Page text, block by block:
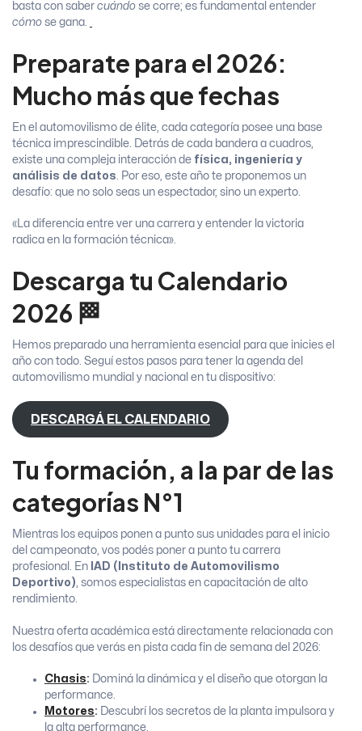
basta con saber cuándo se corre; es fundamental entender
cómo se gana.
Preparate para el 2026:
Mucho más que fechas
En el automovilismo de élite, cada categoría posee una base
técnica imprescindible. Detrás de cada bandera a cuadros,
existe una compleja interacción de física, ingeniería y
análisis de datos . Por eso, este año te proponemos un
desafío: que no solo seas un espectador, sino un experto.
«La diferencia entre ver una carrera y entender la victoria
radica en la formación técnica».
Descarga tu Calendario
2026 🏁
Hemos preparado una herramienta esencial para que inicies el
año con todo. Seguí estos pasos para tener la agenda del
automovilismo mundial y nacional en tu dispositivo:
DESCARGÁ EL CALENDARIO
Tu formación, a la par de las
categorías N°1
Mientras los equipos ponen a punto sus unidades para el inicio
del campeonato, vos podés poner a punto tu carrera
profesional. En IAD (Instituto de Automovilismo
Deportivo) , somos especialistas en capacitación de alto
rendimiento.
Nuestra oferta académica está directamente relacionada con
los desafíos que verás en pista cada fin de semana del 2026:
Chasis: Dominá la dinámica y el diseño que otorgan la
performance.
Motores: Descubrí los secretos de la planta impulsora y
la alta performance.